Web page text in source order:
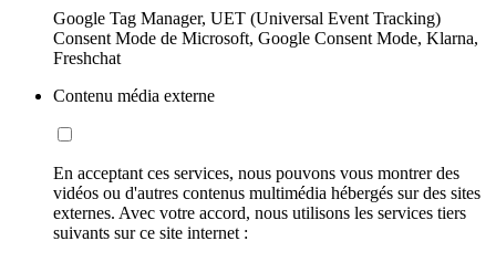
Google Tag Manager, UET (Universal Event Tracking)
Consent Mode de Microsoft, Google Consent Mode, Klarna,
Freshchat
Contenu média externe
En acceptant ces services, nous pouvons vous montrer des
vidéos ou d'autres contenus multimédia hébergés sur des sites
externes. Avec votre accord, nous utilisons les services tiers
suivants sur ce site internet :